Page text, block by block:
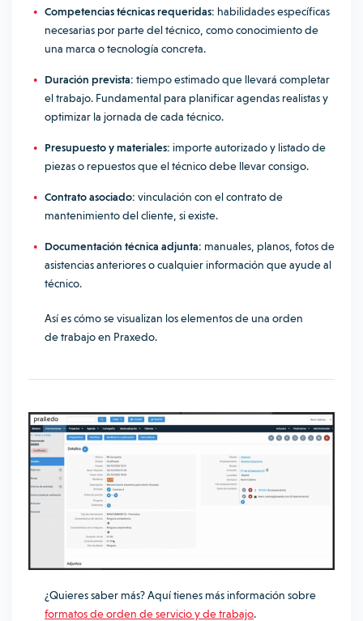
Competencias técnicas requeridas: habilidades específicas
necesarias por parte del técnico, como conocimiento de
una marca o tecnología concreta.
Duración prevista: tiempo estimado que llevará completar
el trabajo. Fundamental para planificar agendas realistas y
optimizar la jornada de cada técnico.
Presupuesto y materiales: importe autorizado y listado de
piezas o repuestos que el técnico debe llevar consigo.
Contrato asociado: vinculación con el contrato de
mantenimiento del cliente, si existe.
Documentación técnica adjunta: manuales, planos, fotos de
asistencias anteriores o cualquier información que ayude al
técnico.
Así es cómo se visualizan los elementos de una orden
de trabajo en Praxedo.
¿Quieres saber más? Aquí tienes más información sobre
formatos de orden de servicio y de trabajo.